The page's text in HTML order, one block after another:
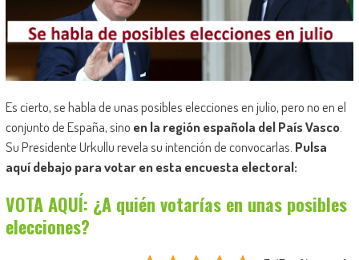
Es cierto, se habla de unas posibles elecciones en julio, pero no en el
conjunto de España, sino en la región española del País Vasco.
Su Presidente Urkullu revela su intención de convocarlas. Pulsa
aquí debajo para votar en esta encuesta electoral:
VOTA AQUÍ: ¿A quién votarías en unas posibles
elecciones?